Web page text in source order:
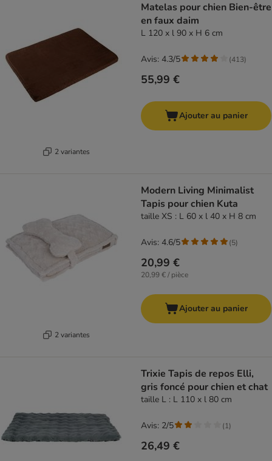
2 variantes
Matelas pour chien Bien-être
en faux daim
L 120 x l 90 x H 6 cm
55,99 €
Avis: 4.3/5 (413)
Ajouter au panier
2 variantes
Modern Living Minimalist
Tapis pour chien Kuta
taille XS : L 60 x l 40 x H 8 cm
20,99 €
20,99 € / pièce
Avis: 4.6/5 (5)
Ajouter au panier
Trixie Tapis de repos Elli,
gris foncé pour chien et chat
taille L : L 110 x l 80 cm
26,49 €
Avis: 2/5 (1)